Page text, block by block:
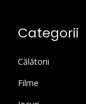
Categorii
Călătorii
Filme